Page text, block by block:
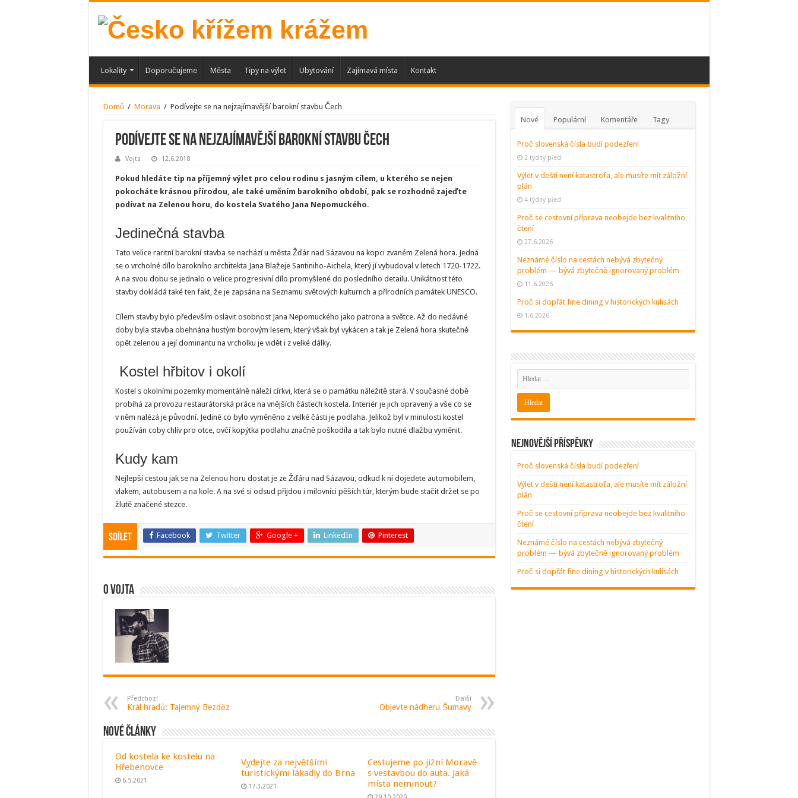
Lokality Doporučujeme Města Tipy na výlet Ubytování Zajímavá místa Kontakt
Domů / Morava / Podívejte se na nejzajímavější barokní stavbu Čech
Podívejte se na nejzajímavější barokní stavbu Čech
Vojta 12.6.2018
Pokud hledáte tip na příjemný výlet pro celou rodinu s jasným cílem, u kterého se nejen
pokocháte krásnou přírodou, ale také uměním barokního období, pak se rozhodně zajeďte
podívat na Zelenou horu, do kostela Svatého Jana Nepomuckého.
Jedinečná stavba
Tato velice raritní barokní stavba se nachází u města Žďár nad Sázavou na kopci zvaném Zelená hora. Jedná
se o vrcholné dílo barokního architekta Jana Blažeje Santiniho-Aichela, který jí vybudoval v letech 1720-1722.
A na svou dobu se jednalo o velice progresivní dílo promyšlené do posledního detailu. Unikátnost této
stavby dokládá také ten fakt, že je zapsána na Seznamu světových kulturnch a přírodních památek UNESCO.
Cílem stavby bylo především oslavit osobnost Jana Nepomuckého jako patrona a světce. Až do nedávné
doby byla stavba obehnána hustým borovým lesem, který však byl vykácen a tak je Zelená hora skutečně
opět zelenou a její dominantu na vrcholku je vidět i z velké dálky.
Kostel hřbitov i okolí
Kostel s okolními pozemky momentálně náleží církvi, která se o památku náležitě stará. V současné době
probíhá za provozu restaurátorská práce na vnějších částech kostela. Interiér je jich opravený a vše co se
v něm nalézá je původní. Jediné co bylo vyměněno z velké části je podlaha. Jelikož byl v minulosti kostel
používán coby chlív pro otce, ovčí kopýtka podlahu značně poškodila a tak bylo nutné dlažbu vyměnit.
Kudy kam
Nejlepší cestou jak se na Zelenou horu dostat je ze Žďáru nad Sázavou, odkud k ní dojedete automobilem,
vlakem, autobusem a na kole. A na své si odsud přijdou i milovníci pěších túr, kterým bude stačit držet se po
žlutě značené stezce.
Sdílet Facebook Twitter Google + LinkedIn Pinterest
O Vojta
Předchozí
Král hradů: Tajemný Bezděz
Další
Objevte nádheru Šumavy
Nové články
Od kostela ke kostelu na
Hřebenovce
6.5.2021
Vydejte za největšími
turistickými lákadly do Brna
17.3.2021
Cestujeme po jižní Moravě
s vestavbou do auta. Jaká
místa neminout?
Nové Populární Komentáře Tagy
Proč slovenská čísla budí podezření
2 týdny před
Výlet v dešti není katastrofa, ale musíte mít záložní
plán
4 týdny před
Proč se cestovní příprava neobejde bez kvalitního
čtení
27.6.2026
Neznámé číslo na cestách nebývá zbytečný
problém — bývá zbytečně ignorovaný problém
11.6.2026
Proč si dopřát fine dining v historických kulisách
1.6.2026
Nejnovější příspěvky
Proč slovenská čísla budí podezření
Výlet v dešti není katastrofa, ale musíte mít záložní
plán
Proč se cestovní příprava neobejde bez kvalitního
čtení
Neznámé číslo na cestách nebývá zbytečný
problém — bývá zbytečně ignorovaný problém
Proč si dopřát fine dining v historických kulisách